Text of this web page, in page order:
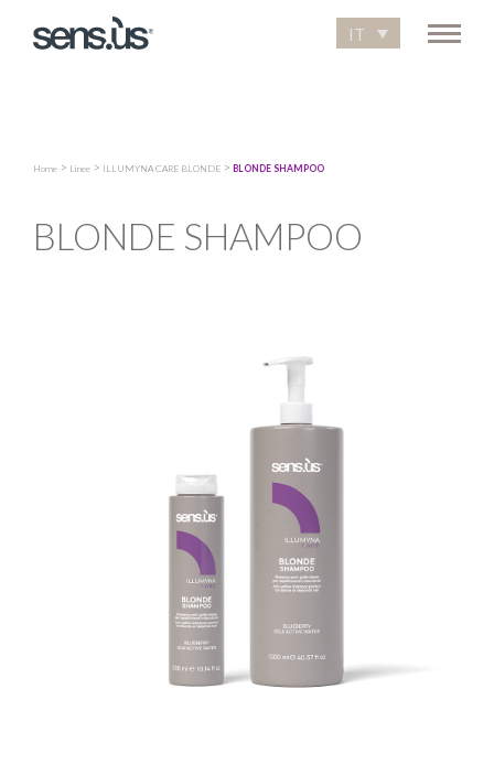
IT
Home > Linee > ILLUMYNA CARE BLONDE > BLONDE SHAMPOO
BLONDE SHAMPOO